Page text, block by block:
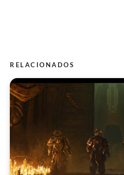
RELACIONADOS